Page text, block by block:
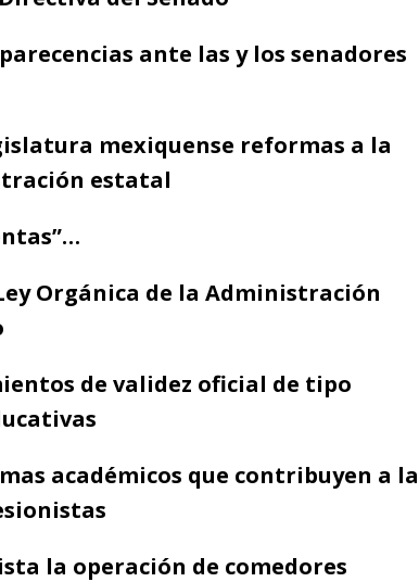
ante las y los senadores
mexiquense reformas a la
estatal
Orgánica de la Administración
de validez oficial de tipo
académicos que contribuyen a la
la operación de comedores